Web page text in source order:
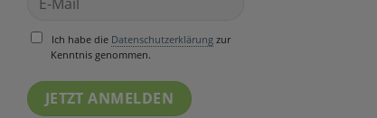
Ich habe die Datenschutzerklärungzur
Kenntnis genommen.